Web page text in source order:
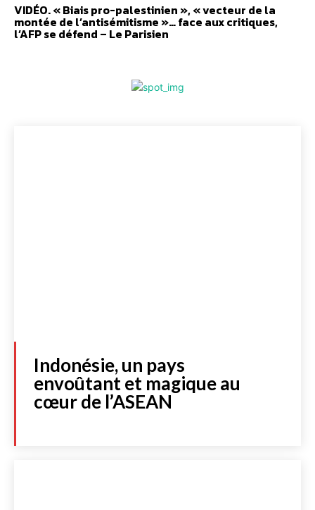
VIDÉO. « Biais pro-palestinien », « vecteur de la
montée de l’antisémitisme »… face aux critiques,
l’AFP se défend – Le Parisien
Indonésie, un pays
envoûtant et magique au
cœur de l’ASEAN